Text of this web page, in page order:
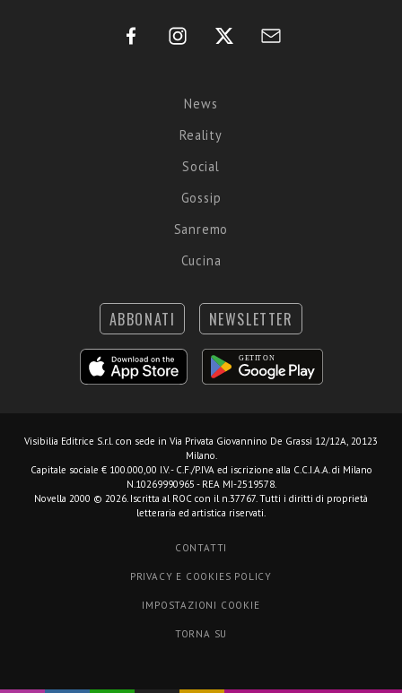
News
Reality
Social
Gossip
Sanremo
Cucina
ABBONATI NEWSLETTER
Visibilia Editrice S.r.l. con sede in Via Privata Giovannino De Grassi 12/12A, 20123
Milano.
Capitale sociale € 100.000,00 I.V. - C.F./P.IVA ed iscrizione alla C.C.I.A.A. di Milano
N.10269990965 - REA MI-2519578.
Novella 2000 © 2026. Iscritta al ROC con il n.37767. Tutti i diritti di proprietà
letteraria ed artistica riservati.
CONTATTI
PRIVACY E COOKIES POLICY
IMPOSTAZIONI COOKIE
TORNA SU